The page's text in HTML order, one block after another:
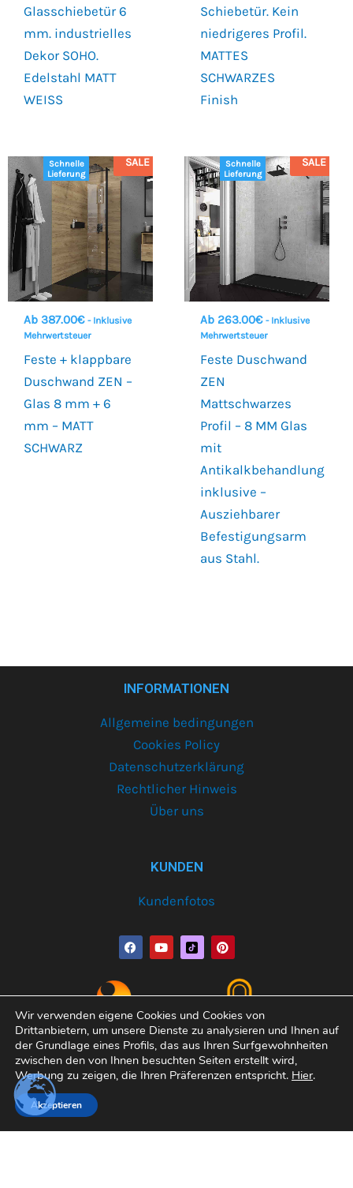
Glasschiebetür 6
mm. industrielles
Dekor SOHO.
Edelstahl MATT
WEISS
Schiebetür. Kein
niedrigeres Profil.
MATTES
SCHWARZES
Finish
Schnelle
Lieferung
SALE
Ab 387.00€ - Inklusive
Mehrwertsteuer
Feste + klappbare
Duschwand ZEN –
Glas 8 mm + 6
mm – MATT
SCHWARZ
Schnelle
Lieferung
SALE
Ab 263.00€ - Inklusive
Mehrwertsteuer
Feste Duschwand
ZEN
Mattschwarzes
Profil – 8 MM Glas
mit
Antikalkbehandlung
inklusive –
Ausziehbarer
Befestigungsarm
aus Stahl.
INFORMATIONEN
Allgemeine bedingungen
Cookies Policy
Datenschutzerklärung
Rechtlicher Hinweis
Über uns
KUNDEN
Kundenfotos
F
a
c
b
o
o
k
Y
o
u
b
e
P
i
n
e
r
e
s
t
Copyright© 2026 Varobath | Erledigt von:
Wir verwenden eigene Cookies und Cookies von
Drittanbietern, um unsere Dienste zu analysieren und Ihnen auf
der Grundlage eines Profils, das aus Ihren Surfgewohnheiten
zwischen den von Ihnen besuchten Seiten erstellt wird,
Werbung zu zeigen, die Ihren Präferenzen entspricht. Hier.
Akzeptieren